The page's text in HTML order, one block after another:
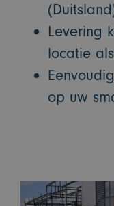
Levering
locatie
op uw